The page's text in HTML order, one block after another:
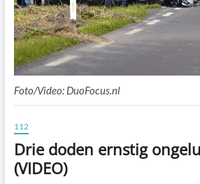
Foto/Video: DuoFocus.nl
112
Drie doden ernstig
(VIDEO)